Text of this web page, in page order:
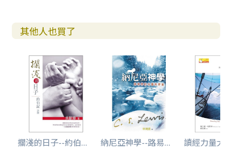
其他人也買了
擱淺的日子--約伯... 納尼亞神學--路易... 讀經力量大